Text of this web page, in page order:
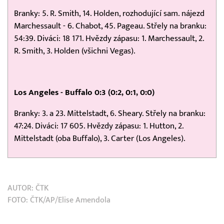
Branky: 5. R. Smith, 14. Holden, rozhodující sam. nájezd
Marchessault - 6. Chabot, 45. Pageau. Střely na branku:
54:39. Diváci: 18 171. Hvězdy zápasu: 1. Marchessault, 2.
R. Smith, 3. Holden (všichni Vegas).
Los Angeles - Buffalo 0:3 (0:2, 0:1, 0:0)
Branky: 3. a 23. Mittelstadt, 6. Sheary. Střely na branku:
47:24. Diváci: 17 605. Hvězdy zápasu: 1. Hutton, 2.
Mittelstadt (oba Buffalo), 3. Carter (Los Angeles).
AUTOR: ČTK
FOTO: ČTK/AP/Elise Amendola